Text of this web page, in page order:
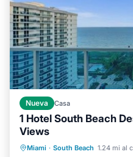
Nueva Casa
1 Hotel South Beach
Views
Miami · South Beach 1.24 mi al
Bañera de